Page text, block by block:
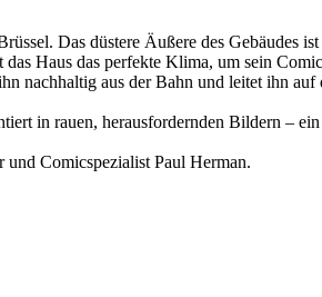
Das düstere Äußere des Gebäudes
Haus das perfekte Klima, um sein
nachhaltig aus der Bahn und leitet ihn
in rauen, herausfordernden Bildern –
Comicspezialist Paul Herman.